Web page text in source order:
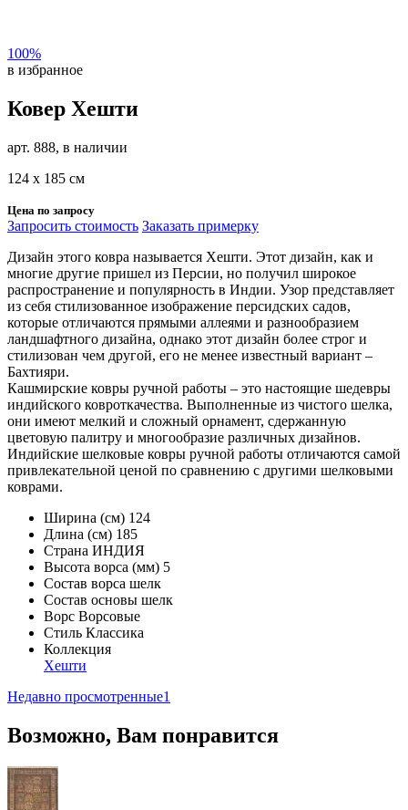
100%
в избранное
Ковер Хешти
арт. 888, в наличии
124 х 185 см
Цена по запросу
Запросить стоимость Заказать примерку
Дизайн этого ковра называется Хешти. Этот дизайн, как и
многие другие пришел из Персии, но получил широкое
распространение и популярность в Индии. Узор представляет
из себя стилизованное изображение персидских садов,
которые отличаются прямыми аллеями и разнообразием
ландшафтного дизайна, однако этот дизайн более строг и
стилизован чем другой, его не менее известный вариант –
Бахтияри.
Кашмирские ковры ручной работы – это настоящие шедевры
индийского ковроткачества. Выполненные из чистого шелка,
они имеют мелкий и сложный орнамент, сдержанную
цветовую палитру и многообразие различных дизайнов.
Индийские шелковые ковры ручной работы отличаются самой
привлекательной ценой по сравнению с другими шелковыми
коврами.
Ширина (см) 124
Длина (см) 185
Страна ИНДИЯ
Высота ворса (мм) 5
Состав ворса шелк
Состав основы шелк
Ворс Ворсовые
Стиль Классика
Коллекция
Хешти
Недавно просмотренные1
Возможно, Вам понравится